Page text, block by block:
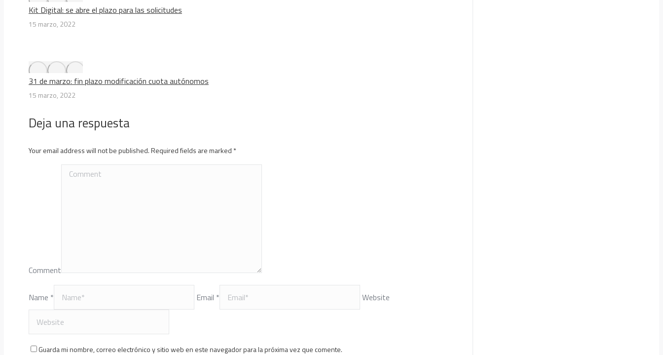
Kit Digital: se abre el plazo para las solicitudes
15 marzo, 2022
31 de marzo: fin plazo modificación cuota autónomos
15 marzo, 2022
Deja una respuesta
Your email address will not be published. Required fields are marked *
Comment
Name * Email * Website
Guarda mi nombre, correo electrónico y sitio web en este navegador para la próxima vez que comente.